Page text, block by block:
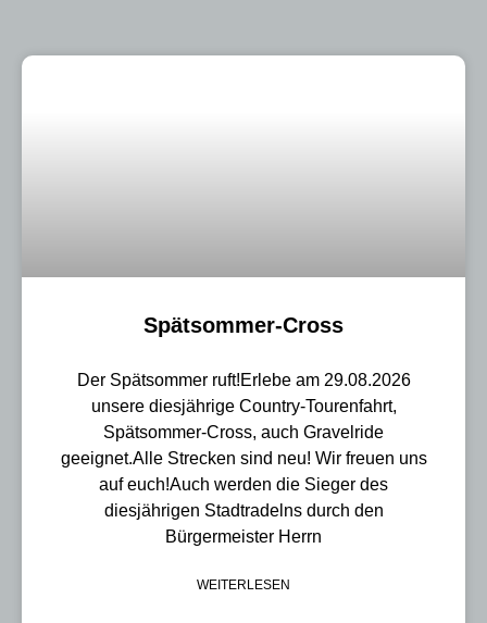
Spätsommer-Cross
Der Spätsommer ruft!Erlebe am 29.08.2026
unsere diesjährige Country-Tourenfahrt,
Spätsommer-Cross, auch Gravelride
geeignet.Alle Strecken sind neu! Wir freuen uns
auf euch!Auch werden die Sieger des
diesjährigen Stadtradelns durch den
Bürgermeister Herrn
WEITERLESEN